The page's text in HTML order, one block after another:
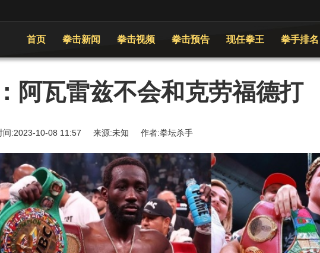
首页 拳击新闻 拳击视频 拳击预告 现任拳王 拳手排名
阿瓦雷兹不会和克劳福德打
间:2023-10-08 11:57 来源:未知 作者:拳坛杀手